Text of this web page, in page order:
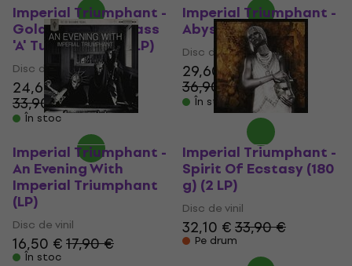
Imperial Triumphant -
Goldstar (Nine Class
'A' Tunes) (180 g) (LP)
Disc de vinil
24,60 €
33,90 €
- 27 %
În stoc
Imperial Triumphant -
Abyssal Gods (LP)
Disc de vinil
29,60 €
36,90 €
- 20 %
În stoc
Imperial Triumphant -
An Evening With
Imperial Triumphant
(LP)
Disc de vinil
16,50 €17,90 €
În stoc
Imperial Triumphant -
Spirit Of Ecstasy (180
g) (2 LP)
Disc de vinil
32,10 €33,90 €
Pe drum